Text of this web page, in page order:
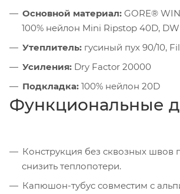
Основной материал: GORE®
100% нейлон Mini Ripstop 40D,
Утеплитель: гусиный пух 90/10,
Усиления: Dry Factor 20000
Подкладка: 100% нейлон 20D
Функциональные
Конструкция без сквозных швов
снизить теплопотери.
Капюшон-тубус совместим с